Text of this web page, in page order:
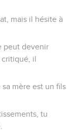
mais il hésite à
peut devenir
critiqué, il
mère est un fils
tu